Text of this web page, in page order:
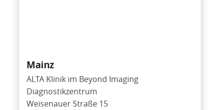
Mainz
ALTA Klinik im Beyond Imaging
Diagnostikzentrum
Weisenauer Straße 15